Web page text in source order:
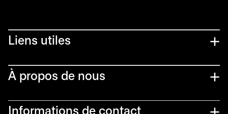
Liens utiles​
À propos de nous